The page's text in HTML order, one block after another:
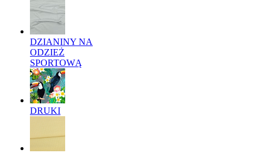
DZIANINY NA
ODZIEŻ
SPORTOWĄ
DRUKI